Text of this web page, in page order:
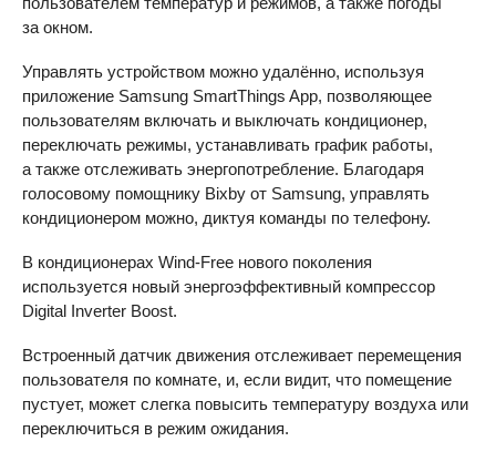
за окном.
Управлять устройством можно удалённо, используя
приложение Samsung SmartThings App, позволяющее
пользователям включать и выключать кондиционер,
переключать режимы, устанавливать график работы,
а также отслеживать энергопотребление. Благодаря
голосовому помощнику Bixby от Samsung, управлять
кондиционером можно, диктуя команды по телефону.
В кондиционерах Wind-Free нового поколения
используется новый энергоэффективный компрессор
Digital Inverter Boost.
Встроенный датчик движения отслеживает перемещения
пользователя по комнате, и, если видит, что помещение
пустует, может слегка повысить температуру воздуха или
переключиться в режим ожидания.